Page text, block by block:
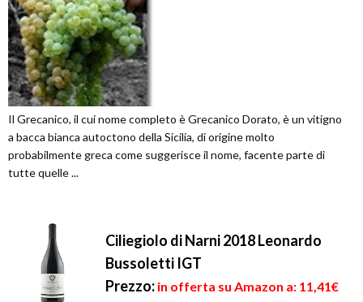
Il Grecanico, il cui nome completo è Grecanico Dorato, è un vitigno
a bacca bianca autoctono della Sicilia, di origine molto
probabilmente greca come suggerisce il nome, facente parte di
tutte quelle ...
Ciliegiolo di Narni 2018 Leonardo
Bussoletti IGT
Prezzo: in offerta su Amazon a: 11,41€